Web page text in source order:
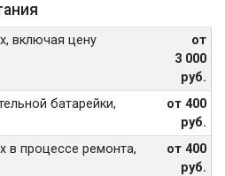
включая цену
от
3 000
руб.
батарейки,
от 400
руб.
в процессе ремонта,
от 400
руб.